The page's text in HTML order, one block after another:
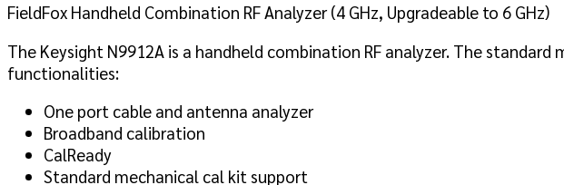
FieldFox Handheld Combination RF Analyzer (4 GHz, Upgradeable to 6 GHz)
The Keysight N9912A is a handheld combination RF analyzer. The
functionalities:
One port cable and antenna analyzer
Broadband calibration
CalReady
Standard mechanical cal kit support